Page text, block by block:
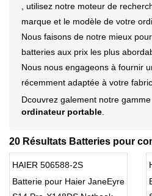
, utilisez notre moteur de
marque et le modèle de votre
Nous faisons de notre mieux
batteries aux prix les plus
Nous nous engageons à fournir
récemment adaptée à votre
Dcouvrez galement notre
ordinateur portable
20 Résultats Batteries pour
HAIER 506588-2S
Batterie pour Haier JaneEyre